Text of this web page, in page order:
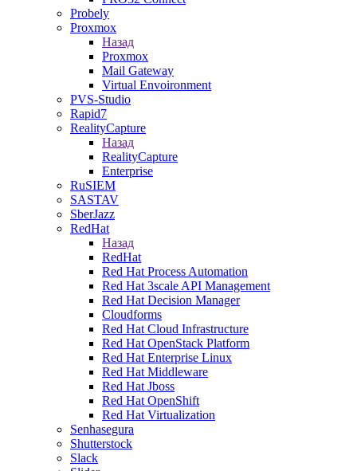
Probely
Proxmox
Назад
Proxmox
Mail Gateway
Virtual Envoironment
PVS-Studio
Rapid7
RealityCapture
Назад
RealityCapture
Enterprise
RuSIEM
SASTAV
SberJazz
RedHat
Назад
RedHat
Red Hat Process Automation
Red Hat 3scale API Management
Red Hat Decision Manager
Cloudforms
Red Hat Cloud Infrastructure
Red Hat OpenStack Platform
Red Hat Enterprise Linux
Red Hat Middleware
Red Hat Jboss
Red Hat OpenShift
Red Hat Virtualization
Senhasegura
Shutterstock
Slack